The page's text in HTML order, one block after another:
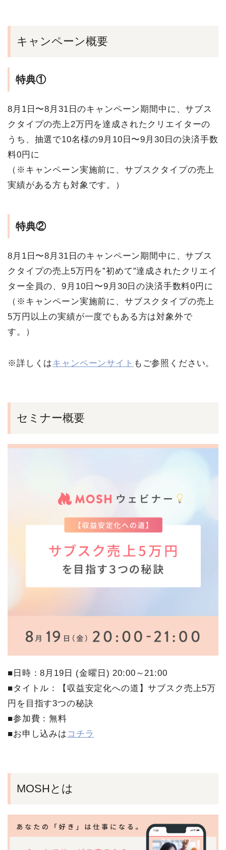
キャンペーン概要
特典①
8月1日〜8月31日のキャンペーン期間中に、サブス
クタイプの売上2万円を達成されたクリエイターの
うち、抽選で10名様の9月10日〜9月30日の決済手数
料0円に
（※キャンペーン実施前に、サブスクタイプの売上
実績がある方も対象です。）
特典②
8月1日〜8月31日のキャンペーン期間中に、サブス
クタイプの売上5万円を”初めて”達成されたクリエイ
ター全員の、9月10日〜9月30日の決済手数料0円に
（※キャンペーン実施前に、サブスクタイプの売上
5万円以上の実績が一度でもある方は対象外で
す。）
※詳しくはキャンペーンサイト もご参照ください。
セミナー概要
■日時：8月19日 (金曜日) 20:00～21:00
■タイトル：【収益安定化への道】サブスク売上5万
円を目指す3つの秘訣
■参加費：無料
■お申し込みは コチラ
MOSHとは